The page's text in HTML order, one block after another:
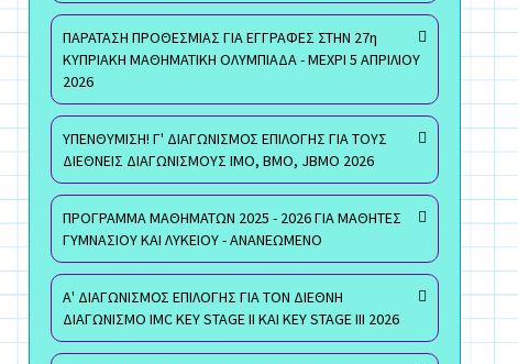
ΠΑΡΑΤΑΣΗ ΠΡΟΘΕΣΜΙΑΣ ΓΙΑ ΕΓΓΡΑΦΕΣ ΣΤΗΝ 27η
ΚΥΠΡΙΑΚΗ ΜΑΘΗΜΑΤΙΚΗ ΟΛΥΜΠΙΑΔΑ - ΜΕΧΡΙ 5 ΑΠΡΙΛΙΟΥ
2026
ΥΠΕΝΘΥΜΙΣΗ! Γ' ΔΙΑΓΩΝΙΣΜΟΣ ΕΠΙΛΟΓΗΣ ΓΙΑ ΤΟΥΣ
ΔΙΕΘΝΕΙΣ ΔΙΑΓΩΝΙΣΜΟΥΣ ΙΜΟ, ΒΜΟ, JBMO 2026
ΠΡΟΓΡΑΜΜΑ ΜΑΘΗΜΑΤΩΝ 2025 - 2026 ΓΙΑ ΜΑΘΗΤΕΣ
ΓΥΜΝΑΣΙΟΥ ΚΑΙ ΛΥΚΕΙΟΥ - ΑΝΑΝΕΩΜΕΝΟ
Α' ΔΙΑΓΩΝΙΣΜΟΣ ΕΠΙΛΟΓΗΣ ΓΙΑ ΤΟΝ ΔΙΕΘΝΗ
ΔΙΑΓΩΝΙΣΜΟ IMC KEY STAGE II ΚΑΙ KEY STAGE III 2026